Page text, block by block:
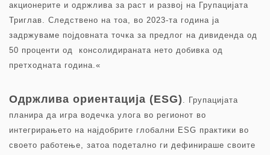
акционерите и одржлива за раст и развој на Групацијата
Триглав. Следствено на тоа, во 2023-та година ја
задржуваме појдовната точка за предлог на дивиденда од
50 проценти од консолидираната нето добивка од
претходната година.«
Одржлива ориентација (ESG) . Групацијата
планира да игра водечка улога во регионот во
интегрирањето на најдобрите глобални ESG практики во
своето работење, затоа подетално ги дефинираше своите